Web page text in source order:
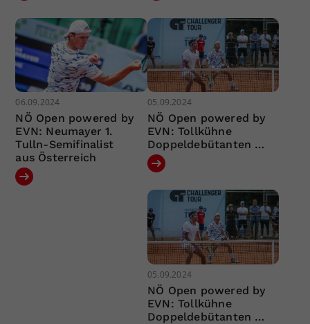
06.09.2024
NÖ Open powered by
EVN: Neumayer 1.
Tulln-Semifinalist
aus Österreich
05.09.2024
NÖ Open powered by
EVN: Tollkühne
Doppeldebütanten …
05.09.2024
NÖ Open powered by
EVN: Tollkühne
Doppeldebütanten …